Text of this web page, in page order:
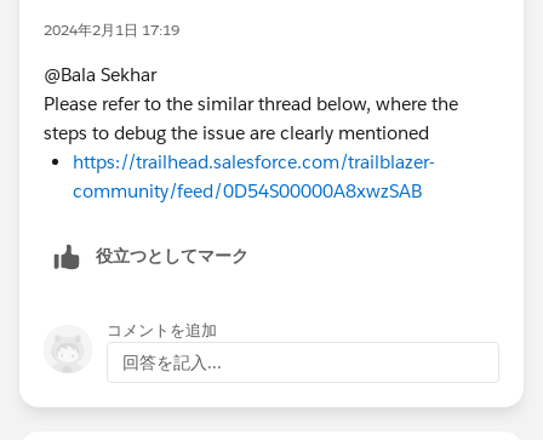
2024年2月1日 17:19
@Bala Sekhar
Please refer to the similar thread below, where the
steps to debug the issue are clearly mentioned
https://trailhead.salesforce.com/trailblazer-
community/feed/0D54S00000A8xwzSAB
役立つとしてマーク
コメントを追加
回答を記入...